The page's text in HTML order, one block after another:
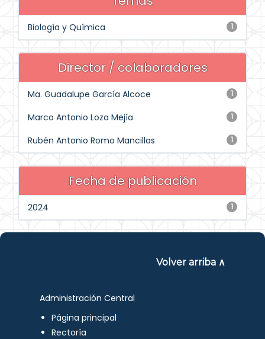
1
Biología y Química
Director / colaboradores
1
Ma. Guadalupe García Alcoce
1
Marco Antonio Loza Mejía
1
Rubén Antonio Romo Mancillas
Fecha de publicación
1
2024
Volver arriba ∧
Administración Central
Página principal
Rectoría